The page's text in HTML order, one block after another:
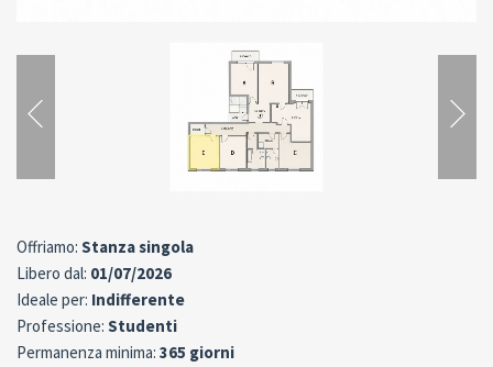
Offriamo: Stanza singola
Libero dal: 01/07/2026
Ideale per: Indifferente
Professione: Studenti
Permanenza minima: 365 giorni